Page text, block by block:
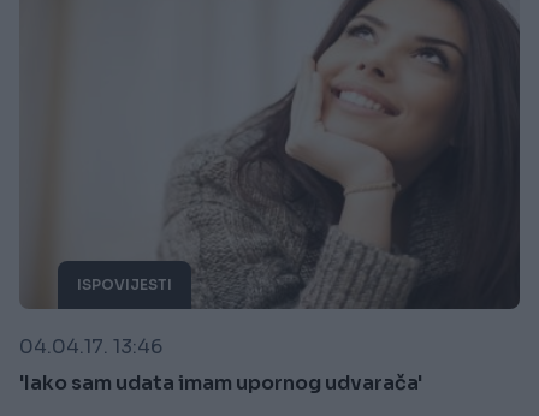
ISPOVIJESTI
04.04.17. 13:46
'Iako sam udata imam upornog udvarača'